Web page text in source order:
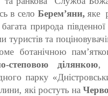
в село Берем’яни,яке
природа
та
ботанічною
степовою ділянкою,
парку
які ростуть на